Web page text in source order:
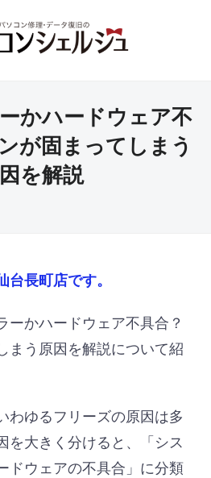
かハードウェア不
が固まってしまう
を解説
長町店です。
ーかハードウェア不具合？
まう原因を解説について紹
わゆるフリーズの原因は多
を大きく分けると、「シス
ドウェアの不具合」に分類